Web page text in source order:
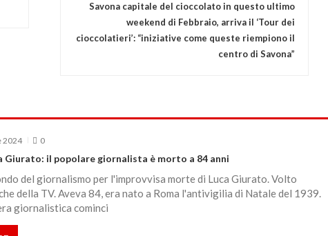
Savona capitale del cioccolato in questo ultimo
weekend di Febbraio, arriva il ‘Tour dei
cioccolatieri’: “iniziative come queste riempiono il
centro di Savona”
2024 0
Giurato: il popolare giornalista è morto a 84 anni
del giornalismo per l'improvvisa morte di Luca Giurato. Volto
della TV. Aveva 84, era nato a Roma l'antivigilia di Natale del 1939.
giornalistica cominci